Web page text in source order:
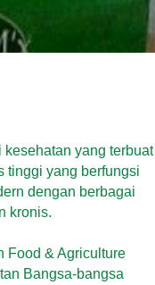
yang terbuat
tinggi yang berfungsi
dengan berbagai
kronis.
Food & Agriculture
Bangsa-bangsa